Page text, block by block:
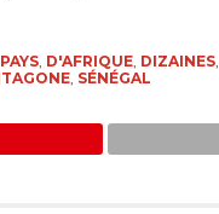
, D'AFRIQUE, DIZAINES,
, SÉNÉGAL